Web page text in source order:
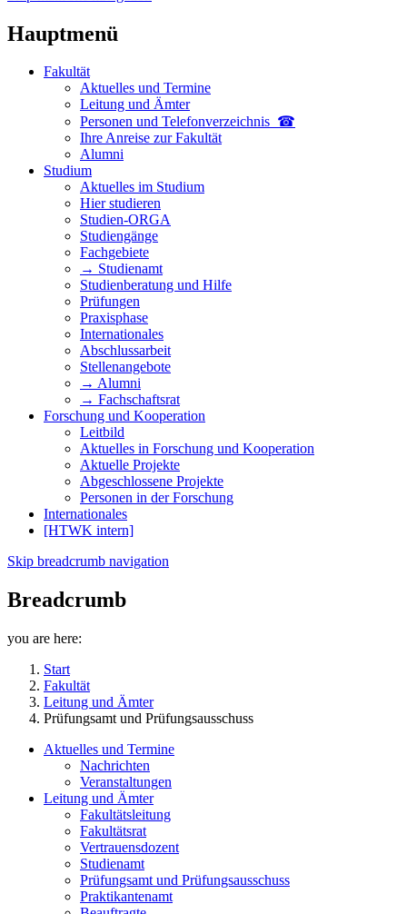
Hauptmenü
Fakultät
Aktuelles und Termine
Leitung und Ämter
Personen und Telefon­verzeichnis ☎
Ihre Anreise zur Fakultät
Alumni
Studium
Aktuelles im Studium
Hier studieren
Studien-ORGA
Studiengänge
Fachgebiete
→ Studienamt
Studienberatung und Hilfe
Prüfungen
Praxisphase
Internationales
Abschlussarbeit
Stellenangebote
→ Alumni
→ Fachschaftsrat
Forschung und Kooperation
Leitbild
Aktuelles in Forschung und Kooperation
Aktuelle Projekte
Abgeschlossene Projekte
Personen in der Forschung
Internationales
[HTWK intern]
Skip breadcrumb navigation
Breadcrumb
you are here:
Start
Fakultät
Leitung und Ämter
Prüfungsamt und Prüfungsausschuss
Aktuelles und Termine
Nachrichten
Veranstaltungen
Leitung und Ämter
Fakultätsleitung
Fakultätsrat
Vertrauensdozent
Studienamt
Prüfungsamt und Prüfungsausschuss
Praktikantenamt